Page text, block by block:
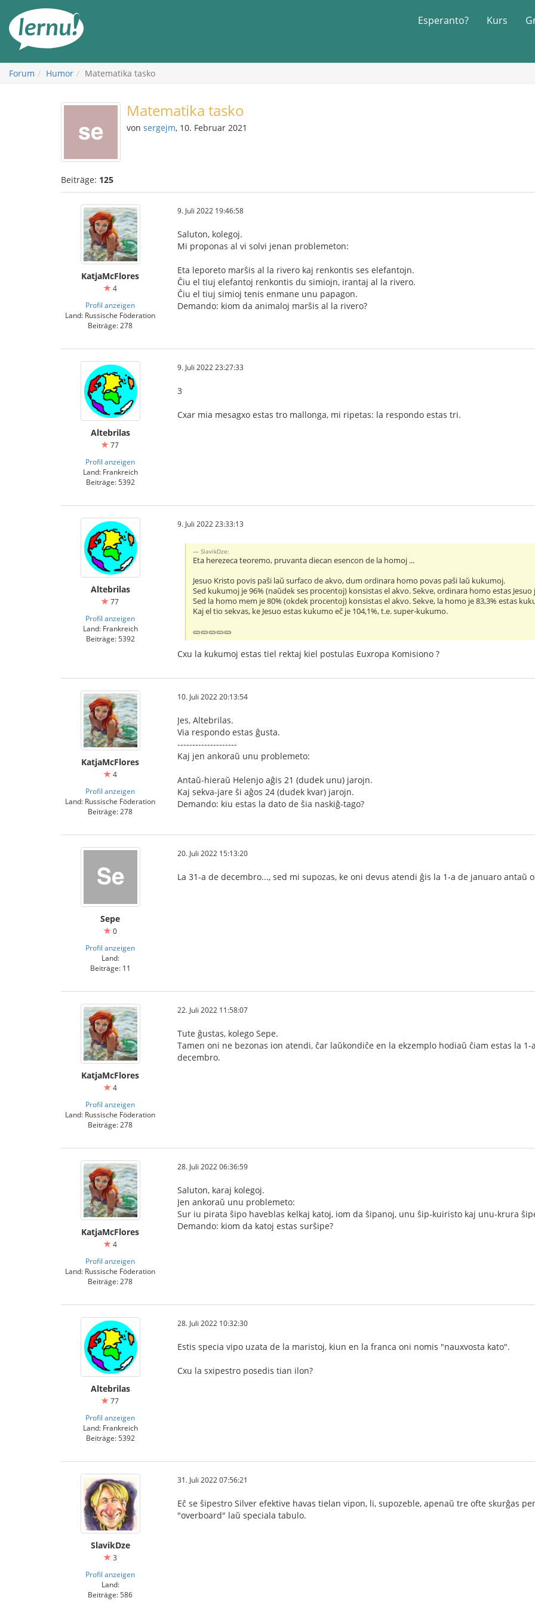
Inhalt
Esperanto? Kurs
Forum Humor Matematika tasko
Matematika tasko
von sergejm, 10. Februar 2021
Beiträge: 125
KatjaMcFlores
4
Profil anzeigen
Land: Russische Föderation
Beiträge: 278
9. Juli 2022 19:46:58
Saluton, kolegoj.
Mi proponas al vi solvi jenan problemeton:
Eta leporeto marŝis al la rivero kaj renkontis ses elefantojn.
Ĉiu el tiuj elefantoj renkontis du simiojn, irantaj al la rivero.
Ĉiu el tiuj simioj tenis enmane unu papagon.
Demando: kiom da animaloj marŝis al la rivero?
Altebrilas
77
Profil anzeigen
Land: Frankreich
Beiträge: 5392
9. Juli 2022 23:27:33
3
Cxar mia mesagxo estas tro mallonga, mi ripetas: la respondo estas tri.
Altebrilas
77
Profil anzeigen
Land: Frankreich
Beiträge: 5392
9. Juli 2022 23:33:13
SlavikDze:
Eta herezeca teoremo, pruvanta diecan esencon de la homoj ...
Jesuo Kristo povis paŝi laŭ surfaco de akvo, dum ordinara homo povas paŝi laŭ kukumoj.
Sed kukumoj je 96% (naŭdek ses procentoj) konsistas el akvo. Sekve, ordinara homo estas Jesuo
Sed la homo mem je 80% (okdek procentoj) konsistas el akvo. Sekve, la homo je 83,3% estas
Kaj el tio sekvas, ke Jesuo estas kukumo eĉ je 104,1%, t.e. super-kukumo.
🥒🥒🥒🥒🥒
Cxu la kukumoj estas tiel rektaj kiel postulas Euxropa Komisiono ?
KatjaMcFlores
4
Profil anzeigen
Land: Russische Föderation
Beiträge: 278
10. Juli 2022 20:13:54
Jes, Altebrilas.
Via respondo estas ĝusta.
--------------------
Kaj jen ankoraŭ unu problemeto:
Antaŭ-hieraŭ Helenjo aĝis 21 (dudek unu) jarojn.
Kaj sekva-jare ŝi aĝos 24 (dudek kvar) jarojn.
Demando: kiu estas la dato de ŝia naskiĝ-tago?
Sepe
0
Profil anzeigen
Land:
Beiträge: 11
20. Juli 2022 15:13:20
La 31-a de decembro..., sed mi supozas, ke oni devus atendi ĝis la 1-a de januaro antaŭ
KatjaMcFlores
4
Profil anzeigen
Land: Russische Föderation
Beiträge: 278
22. Juli 2022 11:58:07
Tute ĝustas, kolego Sepe.
Tamen oni ne bezonas ion atendi, ĉar laŭkondiĉe en la ekzemplo hodiaŭ ĉiam estas la
decembro.
KatjaMcFlores
4
Profil anzeigen
Land: Russische Föderation
Beiträge: 278
28. Juli 2022 06:36:59
Saluton, karaj kolegoj.
Jen ankoraŭ unu problemeto:
Sur iu pirata ŝipo haveblas kelkaj katoj, iom da ŝipanoj, unu ŝip-kuiristo kaj unu-krura
Demando: kiom da katoj estas surŝipe?
Altebrilas
77
Profil anzeigen
Land: Frankreich
Beiträge: 5392
28. Juli 2022 10:32:30
Estis specia vipo uzata de la maristoj, kiun en la franca oni nomis "nauxvosta kato".
Cxu la sxipestro posedis tian ilon?
SlavikDze
3
Profil anzeigen
Land:
Beiträge: 586
31. Juli 2022 07:56:21
Eĉ se ŝipestro Silver efektive havas tielan vipon, li, supozeble, apenaŭ tre ofte skurĝas
"overboard" laŭ speciala tabulo.